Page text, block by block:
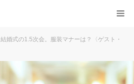
結婚式の1.5次会。服装マナーは？〈ゲスト・